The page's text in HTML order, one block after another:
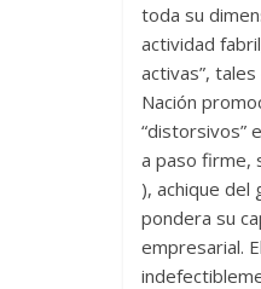
toda su
actividad
activas”,
Nación
“distorsivos”
a paso firme,
), achique del
pondera su
empresarial.